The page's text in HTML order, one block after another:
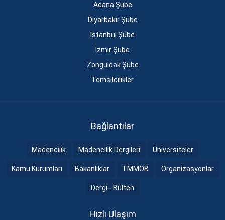
Adana Şube
Diyarbakır Şube
İstanbul Şube
İzmir Şube
Zonguldak Şube
Temsilcilikler
Bağlantılar
Madencilik Madencilik Dergileri Üniversiteler
Kamu Kurumları Bakanlıklar TMMOB Organizasyonlar
Dergi - Bülten
Hızlı Ulaşım